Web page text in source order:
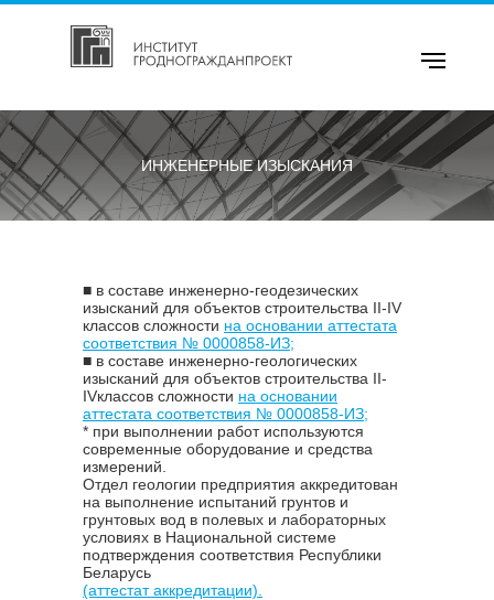
ИНЖЕНЕРНЫЕ ИЗЫСКАНИЯ
■ в составе инженерно-геодезических
изысканий для объектов строительства II-IV
классов сложности на основании аттестата
соответствия № 0000858-ИЗ;
■ в составе инженерно-геологических
изысканий для объектов строительства II-
IVклассов сложности на основании
аттестата соответствия № 0000858-ИЗ;
* при выполнении работ используются
современные оборудование и средства
измерений.
Отдел геологии предприятия аккредитован
на выполнение испытаний грунтов и
грунтовых вод в полевых и лабораторных
условиях в Национальной системе
подтверждения соответствия Республики
Беларусь
(аттестат аккредитации).